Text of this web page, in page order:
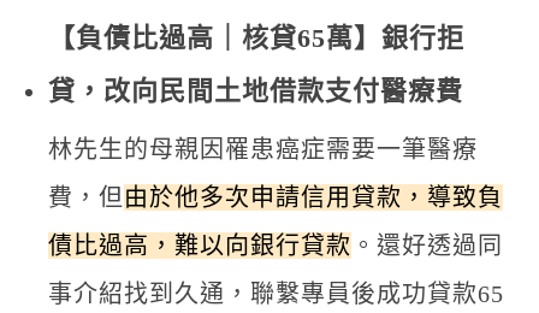
【負債比過高｜核貸65萬】銀行拒
貸，改向民間土地借款支付醫療費
林先生的母親因罹患癌症需要一筆醫療
費，但 由於他多次申請信用貸款，導致負
債比過高，難以向銀行貸款 。還好透過同
事介紹找到久通，聯繫專員後成功貸款65